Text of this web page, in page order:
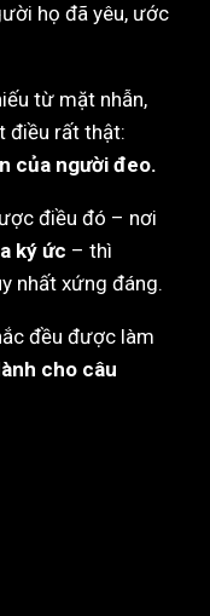
họ đã yêu, ước
từ mặt nhẫn,
điều rất thật:
của người đeo.
điều đó – nơi
ký ức – thì
nhất xứng đáng.
đều được làm
cho câu